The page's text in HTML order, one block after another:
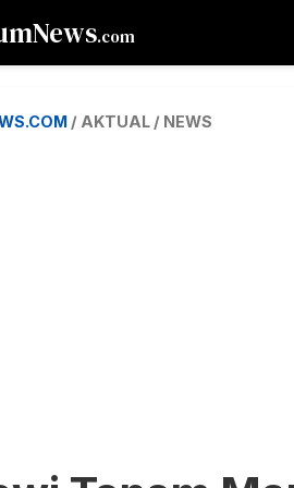
.com
/ AKTUAL / NEWS